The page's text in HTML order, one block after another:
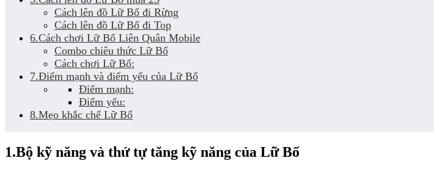
Cách lên đồ Lữ Bố đi Rừng
Cách lên đồ Lữ Bố đi Top
6.Cách chơi Lữ Bố Liên Quân Mobile
Combo chiêu thức Lữ Bố
Cách chơi Lữ Bố:
7.Điểm mạnh và điểm yếu của Lữ Bố
Điểm mạnh:
Điểm yếu:
8.Mẹo khắc chế Lữ Bố
1.Bộ kỹ năng và thứ tự tăng kỹ năng của Lữ Bố